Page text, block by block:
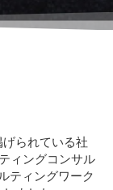
られている社
ィングコンサル
ティングワーク